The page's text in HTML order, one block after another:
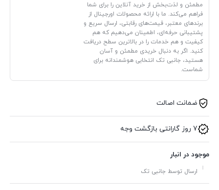
مطمئن و لذت‌بخش از خرید آنلاین را برای شما
فراهم می‌کند. ما با ارائه محصولات اورجینال از
برندهای معتبر، قیمت‌های رقابتی، ارسال سریع و
پشتیبانی حرفه‌ای، اطمینان می‌دهیم که هم
کیفیت و هم خدمات را در بالاترین سطح دریافت
کنید. اگر به دنبال خریدی مطمئن و آسان
هستید، جانبی تک انتخابی هوشمندانه برای
شماست.
ضمانت اصالت
7 روز گارانتی بازگشت وجه
موجود در انبار
ارسال توسط جانبی تک